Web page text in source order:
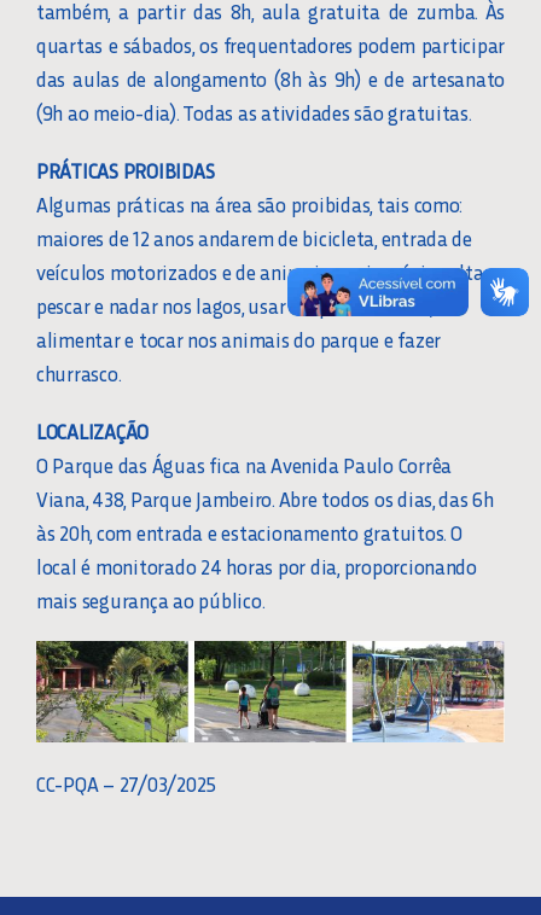
também, a partir das 8h, aula gratuita de zumba. Às
quartas e sábados, os frequentadores podem participar
das aulas de alongamento (8h às 9h) e de artesanato
(9h ao meio-dia). Todas as atividades são gratuitas.
PRÁTICAS PROIBIDAS
Algumas práticas na área são proibidas, tais como:
maiores de 12 anos andarem de bicicleta, entrada de
veículos motorizados e de animais, ouvir música alta,
pescar e nadar nos lagos, usar roupas de banho,
alimentar e tocar nos animais do parque e fazer
churrasco.
LOCALIZAÇÃO
O Parque das Águas fica na Avenida Paulo Corrêa
Viana, 438, Parque Jambeiro. Abre todos os dias, das 6h
às 20h, com entrada e estacionamento gratuitos. O
local é monitorado 24 horas por dia, proporcionando
mais segurança ao público.
CC-PQA – 27/03/2025